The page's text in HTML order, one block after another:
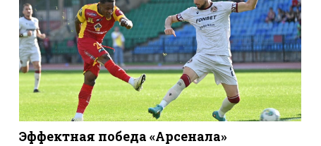
Эффектная победа «Арсенала»